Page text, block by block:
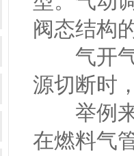
阀态结构
气开气
源切断时
举例来
在燃料气